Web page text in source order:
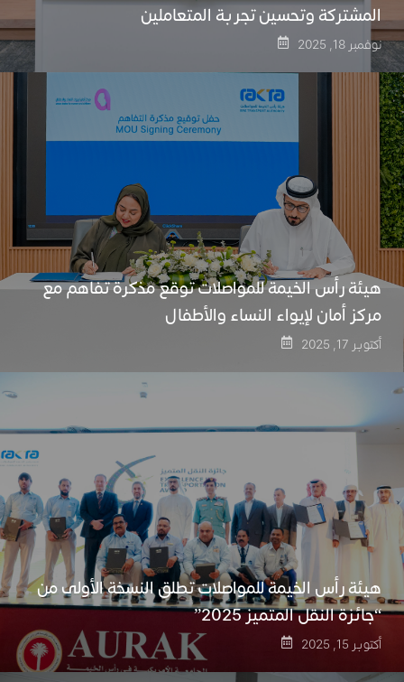
المشتركة وتحسين تجربة المتعاملين
نوفمبر 18, 2025
هيئة رأس الخيمة للمواصلات توقع مذكرة تفاهم مع
مركز أمان لإيواء النساء والأطفال
أكتوبر 17, 2025
هيئة رأس الخيمة للمواصلات تطلق النسخة الأولى من
“جائزة النقل المتميز 2025”
أكتوبر 15, 2025